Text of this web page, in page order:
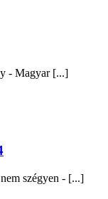
- Magyar [...]
szégyen - [...]